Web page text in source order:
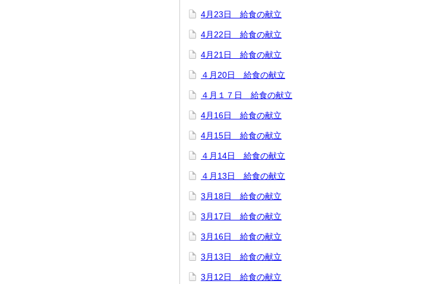
4月23日 給食の献立
4月22日 給食の献立
4月21日 給食の献立
４月20日 給食の献立
４月１７日 給食の献立
4月16日 給食の献立
4月15日 給食の献立
４月14日 給食の献立
４月13日 給食の献立
3月18日 給食の献立
3月17日 給食の献立
3月16日 給食の献立
3月13日 給食の献立
3月12日 給食の献立